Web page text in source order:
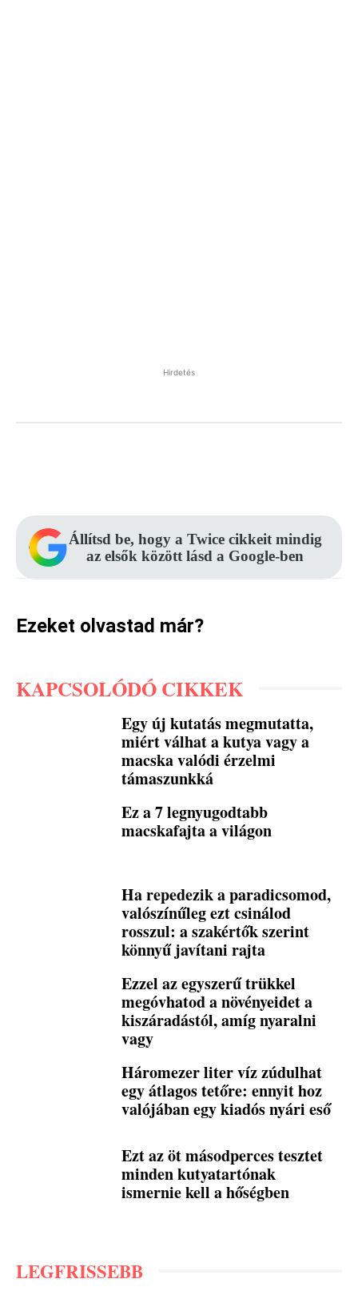
Hirdetés
Állítsd be, hogy a Twice cikkeit mindig
az elsők között lásd a Google-ben
Ezeket olvastad már?
KAPCSOLÓDÓ CIKKEK
Egy új kutatás megmutatta,
miért válhat a kutya vagy a
macska valódi érzelmi
támaszunkká
Ez a 7 legnyugodtabb
macskafajta a világon
Ha repedezik a paradicsomod,
valószínűleg ezt csinálod
rosszul: a szakértők szerint
könnyű javítani rajta
Ezzel az egyszerű trükkel
megóvhatod a növényeidet a
kiszáradástól, amíg nyaralni
vagy
Háromezer liter víz zúdulhat
egy átlagos tetőre: ennyit hoz
valójában egy kiadós nyári eső
Ezt az öt másodperces tesztet
minden kutyatartónak
ismernie kell a hőségben
LEGFRISSEBB